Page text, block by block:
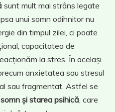
sunt mult mai strâns legate
unui somn odihnitor nu
din timpul zilei, ci poate
capacitatea de
la stres. În același
anxietatea sau stresul
sau fragmentat. Astfel se
și starea psihică, care